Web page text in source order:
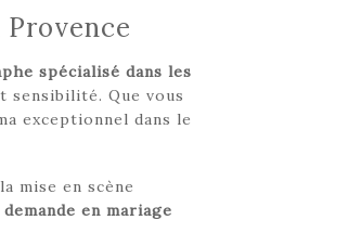
spécialisé dans les
sensibilité. Que vous
exceptionnel dans le
mise en scène
demande en mariage